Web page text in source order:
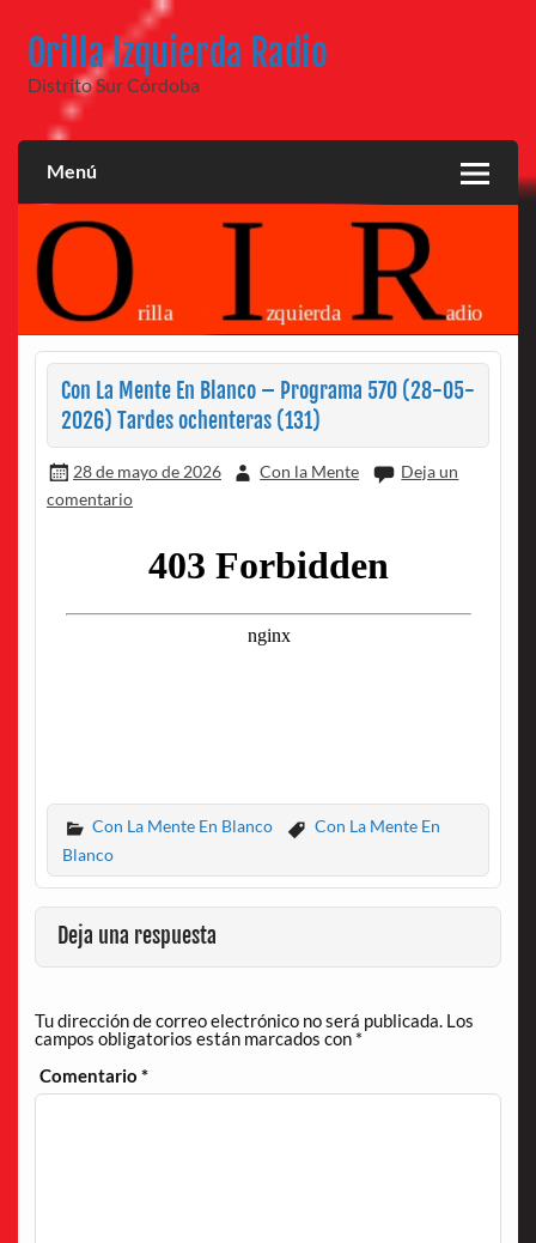
contenido
Orilla Izquierda Radio
Distrito Sur Córdoba
Menú
Con La Mente En Blanco – Programa 570 (28-05-
2026) Tardes ochenteras (131)
28 de mayo de 2026 Con la Mente
Deja un
comentario
Con La Mente En Blanco
Con La Mente En
Blanco
Deja una respuesta
Tu dirección de correo electrónico no será publicada. Los
campos obligatorios están marcados con *
Comentario*